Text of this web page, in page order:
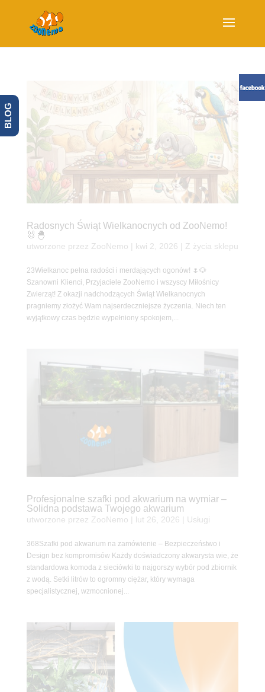
Radosnych Świąt Wielkanocnych od ZooNemo!
🐰🐣
utworzone przez ZooNemo kwi 2, 2026 Z życia sklepu
23Wielkanoc pełna radości i merdających ogonów! 🌷🐶
Szanowni Klienci, Przyjaciele ZooNemo i wszyscy Miłośnicy
Zwierząt! Z okazji nadchodzących Świąt Wielkanocnych
pragniemy złożyć Wam najserdeczniejsze życzenia. Niech ten
wyjątkowy czas będzie wypełniony spokojem,...
Profesjonalne szafki pod akwarium na wymiar –
Solidna podstawa Twojego akwarium
utworzone przez ZooNemo lut 26, 2026 Usługi
368Szafki pod akwarium na zamówienie – Bezpieczeństwo i
Design bez kompromisów Każdy doświadczony akwarysta wie, że
standardowa komoda z sieciówki to najgorszy wybór pod zbiornik
z wodą. Setki litrów to ogromny ciężar, który wymaga
specjalistycznej, wzmocnionej...
BLOG